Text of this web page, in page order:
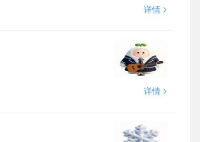
详情 >
详情 >